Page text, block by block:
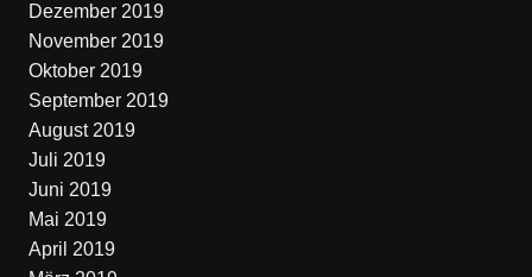
Dezember 2019
November 2019
Oktober 2019
September 2019
August 2019
Juli 2019
Juni 2019
Mai 2019
April 2019